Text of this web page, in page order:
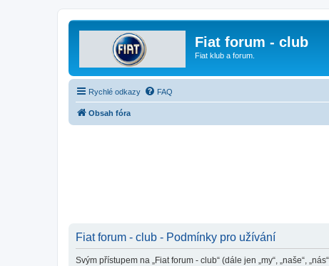
Fiat forum - club
Fiat klub a forum.
Rychlé odkazy FAQ
Obsah fóra
Fiat forum - club - Podmínky pro užívání
Svým přístupem na „Fiat forum - club“ (dále jen „my“, „naše“,